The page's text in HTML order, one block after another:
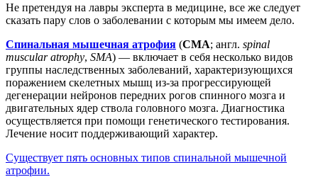
Не претендуя на лавры эксперта в медицине, все же следует
сказать пару слов о заболевании с которым мы имеем дело.
Спинальная мышечная атрофия (СМА; англ. spinal
muscular atrophy, SMA) — включает в себя несколько видов
группы наследственных заболеваний, характеризующихся
поражением скелетных мышц из-за прогрессирующей
дегенерации нейронов передних рогов спинного мозга и
двигательных ядер ствола головного мозга. Диагностика
осуществляется при помощи генетического тестирования.
Лечение носит поддерживающий характер.
Существует пять основных типов спинальной мышечной
атрофии.